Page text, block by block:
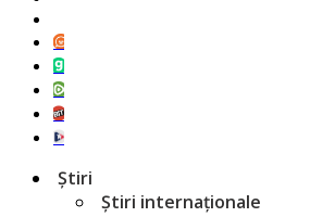
Știri
Știri internaționale